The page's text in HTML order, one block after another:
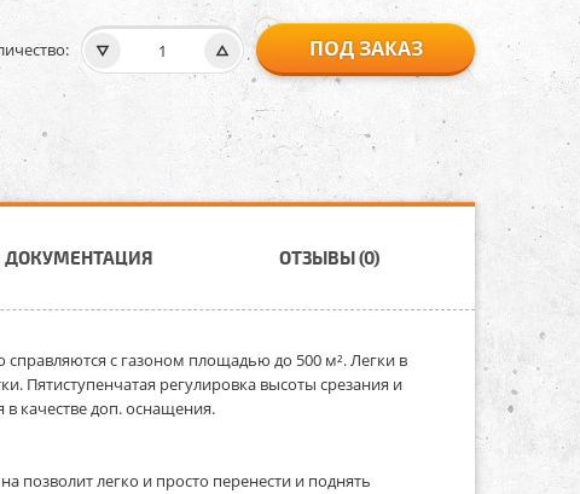
ПОД ЗАКАЗ
ДОКУМЕНТАЦИЯ ОТЗЫВЫ (0)
с газоном площадью до 500 м². Легки в
Пятиступенчатая регулировка высоты срезания и
качестве доп. оснащения.
позволит легко и просто перенести и поднять